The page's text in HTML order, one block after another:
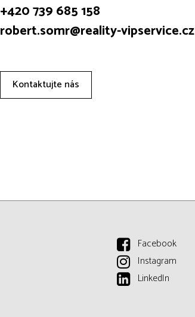
+420 739 685 158
robert.somr@reality-vipservice.cz
Kontaktujte nás
Facebook
Instagram
LinkedIn